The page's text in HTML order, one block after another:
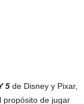
5 de Disney y Pixar,
propósito de jugar